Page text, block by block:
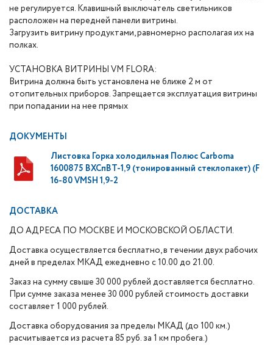
не регулируется. Клавишный выключатель светильников
расположен на передней панели витрины.
Загрузить витрину продуктами, равномерно располагая их на
полках.
УСТАНОВКА ВИТРИНЫ VM FLORA:
Витрина должна быть установлена не ближе 2 м от
отопительных приборов. Запрещается эксплуатация витрины
при попадании на нее прямых
ДОКУМЕНТЫ
Листовка Горка холодильная Полюс Carboma
1600875 ВХСпВТ-1,9 (тонированный cтеклопакет) (F
16-80 VMSH 1,9-2
ДОСТАВКА
ДО АДРЕСА ПО МОСКВЕ И МОСКОВСКОЙ ОБЛАСТИ.
Доставка осуществляется бесплатно, в течении двух рабочих
дней в пределах МКАД ежедневно с 10.00 до 21.00.
Заказ на сумму свыше 30 000 рублей доставляется бесплатно.
При сумме заказа менее 30 000 рублей стоимость доставки
составляет 1 000 рублей.
Доставка оборудования за пределы МКАД (до 100 км.)
расчитывается из расчета 85 руб. за 1 км пробега.)